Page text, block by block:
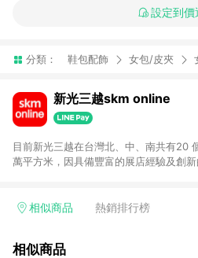
設定到價
分類： 鞋包配飾 女包/皮夾
新光三越skm online
目前新光三越在台灣北、中、南共有20
萬平方米，因具備豐富的展店經驗及創
理念不斷向前邁進，並善盡企業社會責
相似商品 熱銷排行榜
相似商品